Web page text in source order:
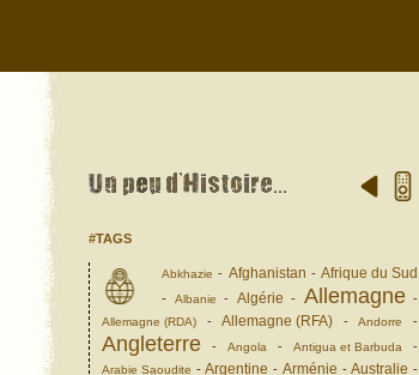
#TAGS
Abkhazie - Afghanistan - Afrique du Sud
- Albanie - Algérie - Allemagne-
Allemagne (RDA) -Allemagne (RFA) -Andorre -
Angleterre - Angola - Antigua et Barbuda -
Arabie Saoudite -Argentine - Arménie -Australie -